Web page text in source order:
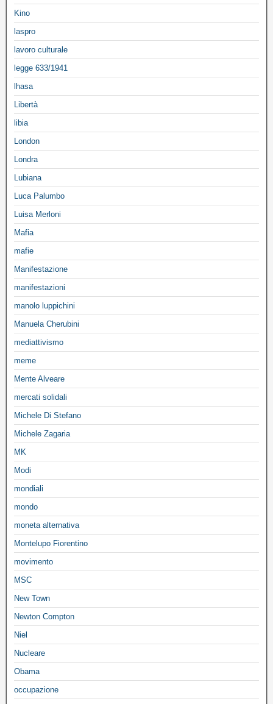
Kino
laspro
lavoro culturale
legge 633/1941
lhasa
Libertà
libia
London
Londra
Lubiana
Luca Palumbo
Luisa Merloni
Mafia
mafie
Manifestazione
manifestazioni
manolo luppichini
Manuela Cherubini
mediattivismo
meme
Mente Alveare
mercati solidali
Michele Di Stefano
Michele Zagaria
MK
Modi
mondiali
mondo
moneta alternativa
Montelupo Fiorentino
movimento
MSC
New Town
Newton Compton
Niel
Nucleare
Obama
occupazione